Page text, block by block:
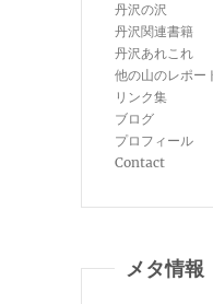
丹沢の沢
丹沢関連書籍
丹沢あれこれ
他の山のレポー
リンク集
ブログ
プロフィール
Contact
メタ情報